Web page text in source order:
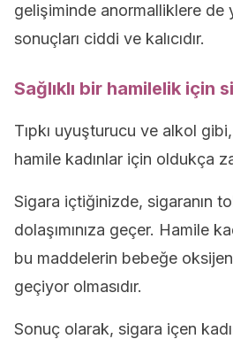
gelişiminde anormalliklere de
sonuçları ciddi ve kalıcıdır.
Sağlıklı bir hamilelik için
Tıpkı uyuşturucu ve alkol
hamile kadınlar için oldukça
Sigara içtiğinizde, sigaranın
dolaşımınıza geçer. Hamile
bu maddelerin bebeğe
geçiyor olmasıdır.
Sonuç olarak, sigara içen